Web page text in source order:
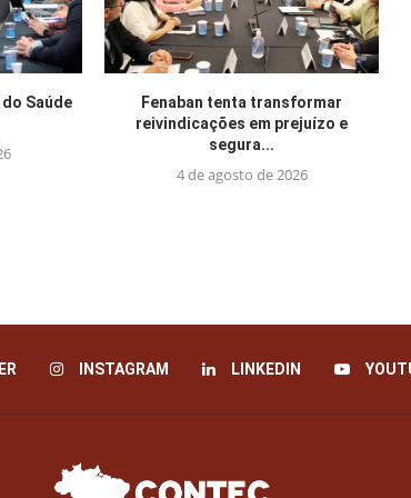
Saúde
Fenaban tenta transformar
reivindicações em prejuízo e
segura...
4 de agosto de 2026
INSTAGRAM LINKEDIN